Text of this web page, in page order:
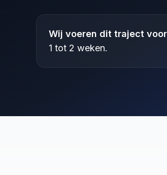
Wij voeren dit traject
1 tot 2 weken.